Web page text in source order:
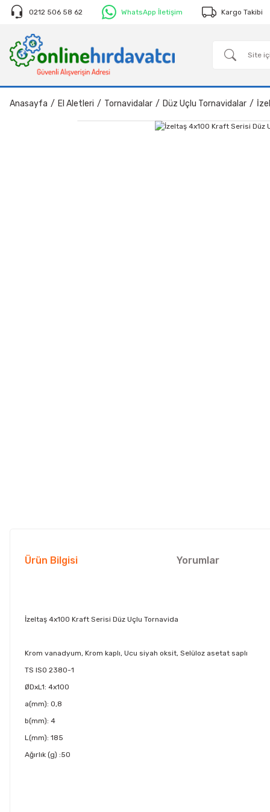
0212 506 58 62 WhatsApp İletişim Kargo Takibi
Anasayfa El Aletleri Tornavidalar Düz Uçlu Tornavidalar
Ürün Bilgisi Yorumlar
İzeltaş 4x100 Kraft Serisi Düz Uçlu Tornavida
Krom vanadyum, Krom kaplı, Ucu siyah oksit, Selüloz asetat saplı
TS ISO 2380-1
ØDxL1: 4x100
a(mm): 0,8
b(mm): 4
L(mm): 185
Ağırlık (g) :50